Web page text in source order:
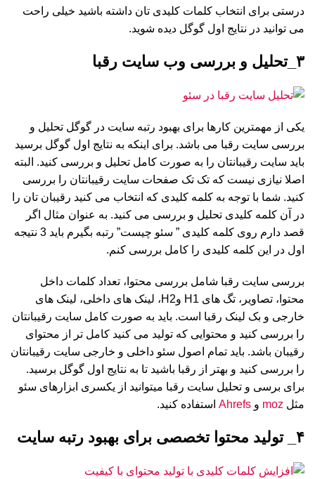
درستی برای انتخاب کلمات کلیدی تان داشته باشید خیلی راحت
می توانید در نتایج اول گوگل دیده شوید.
۳_تحلیل و بررسی وب سایت رقبا
یکی از مهمترین کارها برای بهبود رتبه سایت در گوگل تحلیل و
بررسی سایت رقبا می باشد. برای اینکه به نتایج اول گوگل برسید
باید سایت رقیبانتان را به صورت کامل تحلیل و بررسی کنید. البته
اصلا نیازی نیست که تک تک صفحات سایت رقیبانتان را بررسی
کنید. شما با توجه به کلمه کلیدی که انتخاب می کنید رقیبان تان را
در آن کلمه کلیدی تحلیل و بررسی می کنید. به عنوان مثال اگر
قصد دارم روی کلمه کلیدی ” سئو چیست” رتبه بگیرم باید 3 نتیجه
اول در این کلمه کلیدی را کامل بررسی کنم.
بررسی سایت رقبا شامل بررسی محتوا، تعداد کلمات داخل
محتوا، تصاویر، تگ های H1 وH2، لینک های داخلی، لینک های
خارجی و بک لینک رقبا است. باید به صورت کامل سایت رقیبانتان
را بررسی کنید و محتوایی که تولید می کنید کامل تر از محتوای
رقیبان باشد. باید تمام اصول سئو داخلی و خارجی سایت رقیبانتان
را بررسی کنید و بهتر از رقبا باشید تا به نتایج اول گوگل برسید.
برای برسی و تحلیل سایت رقبا میتوانید از یکسری ابزارهای سئو
مثل moz و Ahrefs استفاده کنید.
۴_ تولید محتوا تخصصی برای بهبود رتبه سایت